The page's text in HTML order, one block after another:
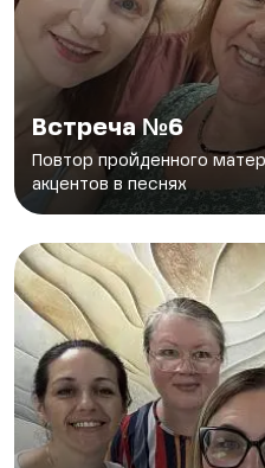
Встреча №6
Повтор пройденного
акцентов в песнях